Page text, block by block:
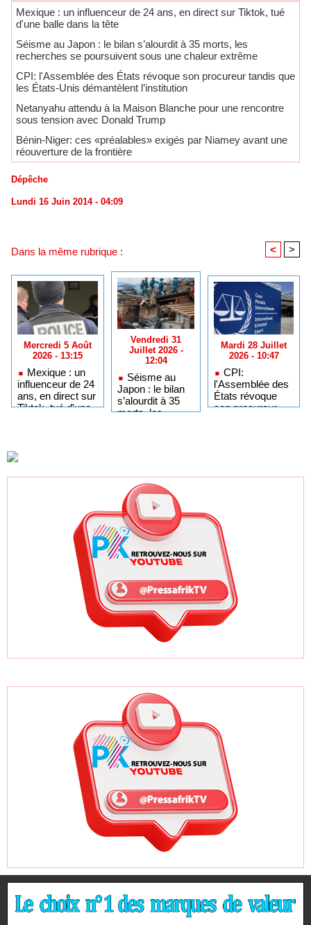
Mexique : un influenceur de 24 ans, en direct sur Tiktok, tué
d'une balle dans la tête
Séisme au Japon : le bilan s’alourdit à 35 morts, les
recherches se poursuivent sous une chaleur extrême
CPI: l'Assemblée des États révoque son procureur tandis que
les États-Unis démantèlent l’institution
Netanyahu attendu à la Maison Blanche pour une rencontre
sous tension avec Donald Trump
Bénin-Niger: ces «préalables» exigés par Niamey avant une
réouverture de la frontière
Dépêche
Lundi 16 Juin 2014 - 04:09
Dans la même rubrique : < >
Mercredi 5 Août
2026 - 13:15
Mexique : un
influenceur de 24
ans, en direct sur
Tiktok, tué d'une
Vendredi 31
Juillet 2026 -
12:04
Séisme au
Japon : le bilan
s’alourdit à 35
morts, les
Mardi 28 Juillet
2026 - 10:47
CPI:
l'Assemblée des
États révoque
son procureur